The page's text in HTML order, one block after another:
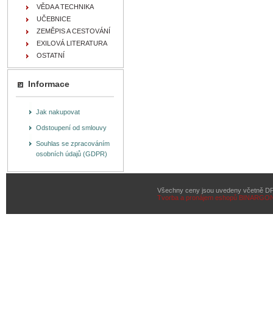
VĚDA A TECHNIKA
UČEBNICE
ZEMĚPIS A CESTOVÁNÍ
EXILOVÁ LITERATURA
OSTATNÍ
Informace
Jak nakupovat
Odstoupení od smlouvy
Souhlas se zpracováním
osobních údajů (GDPR)
Všechny ceny jsou uvedeny včetně
Tvorba a pronájem eshopů